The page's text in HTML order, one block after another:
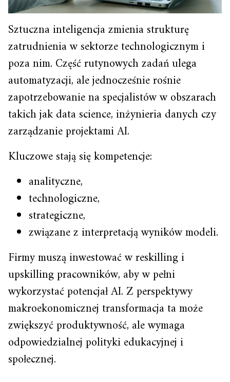
Sztuczna inteligencja zmienia strukturę
zatrudnienia w sektorze technologicznym i
poza nim. Część rutynowych zadań ulega
automatyzacji, ale jednocześnie rośnie
zapotrzebowanie na specjalistów w obszarach
takich jak data science, inżynieria danych czy
zarządzanie projektami AI.
Kluczowe stają się kompetencje:
analityczne,
technologiczne,
strategiczne,
związane z interpretacją wyników modeli.
Firmy muszą inwestować w reskilling i
upskilling pracowników, aby w pełni
wykorzystać potencjał AI. Z perspektywy
makroekonomicznej transformacja ta może
zwiększyć produktywność, ale wymaga
odpowiedzialnej polityki edukacyjnej i
społecznej.